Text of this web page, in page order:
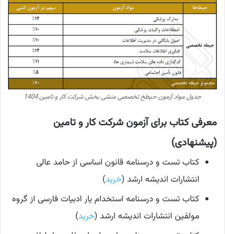
جدول مواد آزمون حیطخ تخصصی منشی بخش شرکت کار و تامین 1404
معرفی کتاب برای آزمون شرکت کار و تامین
(پیشنهادی)
کتاب تست و درسنامه قانون اساسی از حامد عالی
انتشارات اندیشه ارشد (خرید)
کتاب تست و درسنامه استخدام یار ادبیات فارسی از گروه
مولفین انتشارات اندیشه ارشد (خرید)